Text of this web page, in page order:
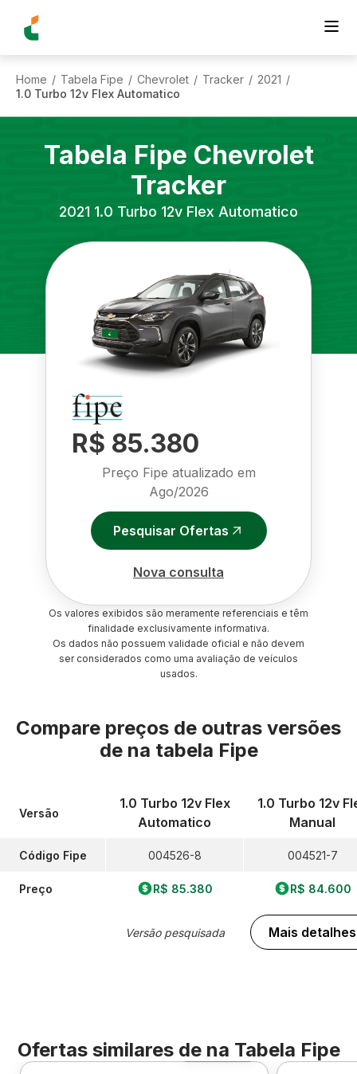
Home / Tabela Fipe / Chevrolet / Tracker / 2021 /
1.0 Turbo 12v Flex Automatico
Tabela Fipe Chevrolet
Tracker
2021 1.0 Turbo 12v Flex Automatico
R$ 85.380
Preço Fipe atualizado em
Ago/2026
Pesquisar Ofertas
Nova consulta
Os valores exibidos são meramente referenciais e têm
finalidade exclusivamente informativa.
Os dados não possuem validade oficial e não devem
ser considerados como uma avaliação de veículos
usados.
Compare preços de outras versões
de na tabela Fipe
Versão
Código Fipe
Preço
1.0 Turbo 12v Flex
Automatico
004526-8
R$ 85.380
Versão pesquisada
1.0 Turbo 12v
Manual
004521-7
R$ 84.600
Mais detalhes
Ofertas similares de na Tabela Fipe
Foto 360º